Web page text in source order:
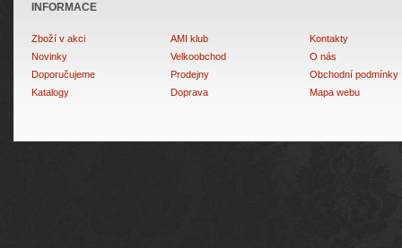
INFORMACE
Zboží v akci
Novinky
Doporučujeme
Katalogy
AMI klub
Velkoobchod
Prodejny
Doprava
Kontakty
O nás
Obchodní podmínky
Mapa webu